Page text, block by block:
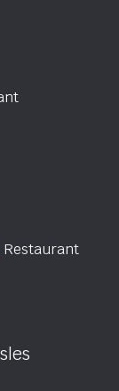
Restaurant